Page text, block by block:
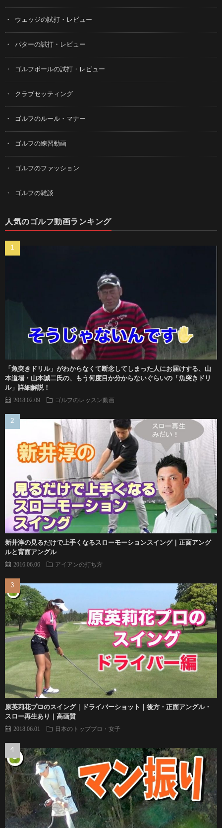
ウェッジの試打・レビュー
パターの試打・レビュー
ゴルフボールの試打・レビュー
クラブセッティング
ゴルフのルール・マナー
ゴルフの練習動画
ゴルフのファッション
ゴルフの雑談
人気のゴルフ動画ランキング
「魚突きドリル」がわからなくて断念してしまった人にお届けする、山
本道場・山本誠二氏の、もう何度目か分からないぐらいの「魚突きドリ
ル」詳細解説！
2018.02.09 ゴルフのレッスン動画
新井淳の見るだけで上手くなるスローモーションスイング｜正面アング
ルと背面アングル
2016.06.06 アイアンの打ち方
原英莉花プロのスイング｜ドライバーショット｜後方・正面アングル・
スロー再生あり｜高画質
2018.06.01 日本のトッププロ・女子